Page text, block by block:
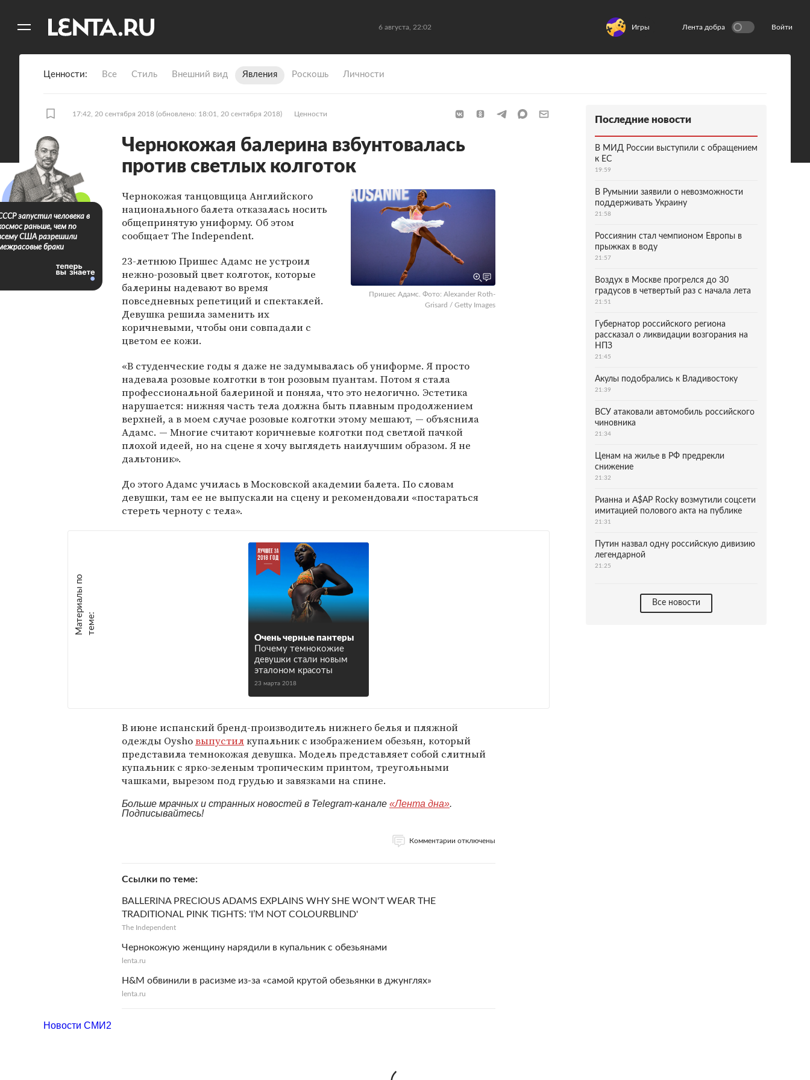
6 августа, 22:02 Игры Лента добра Войти
Ценности Все Стиль Внешний вид Явления Роскошь Личности
17:42, 20 сентября 2018 (обновлено: 18:01, 20 сентября 2018) Ценности
Чернокожая балерина взбунтовалась
против светлых колготок
Пришес Адамс. Фото: Alexander Roth-
Grisard / Getty Images
Чернокожая танцовщица Английского
национального балета отказалась носить
общепринятую униформу. Об этом
сообщает The Independent.
23-летнюю Пришес Адамс не устроил
нежно-розовый цвет колготок, которые
балерины надевают во время
повседневных репетиций и спектаклей.
Девушка решила заменить их
коричневыми, чтобы они совпадали с
цветом ее кожи.
«В студенческие годы я даже не задумывалась об униформе. Я просто
надевала розовые колготки в тон розовым пуантам. Потом я стала
профессиональной балериной и поняла, что это нелогично. Эстетика
нарушается: нижняя часть тела должна быть плавным продолжением
верхней, а в моем случае розовые колготки этому мешают, — объяснила
Адамс. — Многие считают коричневые колготки под светлой пачкой
плохой идеей, но на сцене я хочу выглядеть наилучшим образом. Я не
дальтоник».
До этого Адамс училась в Московской академии балета. По словам
девушки, там ее не выпускали на сцену и рекомендовали «постараться
стереть черноту с тела».
М
а
т е
р
и
а
л
ы
п
о
т
е
м
е :
Очень черные пантеры
Почему темнокожие
девушки стали новым
эталоном красоты
23 марта 2018
В июне испанский бренд-производитель нижнего белья и пляжной
одежды Oyshoвыпустилкупальник с изображением обезьян, который
представила темнокожая девушка. Модель представляет собой слитный
купальник с ярко-зеленым тропическим принтом, треугольными
чашками, вырезом под грудью и завязками на спине.
Больше мрачных и странных новостей в Telegram-канале «Лента дна».
Подписывайтесь!
Комментарии отключены
Ссылки по теме
BALLERINA PRECIOUS ADAMS EXPLAINS WHY SHE WON'T WEAR THE
TRADITIONAL PINK TIGHTS: 'I’M NOT COLOURBLIND'
The Independent
Чернокожую женщину нарядили в купальник с обезьянами
lenta.ru
H&M обвинили в расизме из-за «самой крутой обезьянки в джунглях»
lenta.ru
запустил человека в
раньше, чем по
США разрешили
браки
Последние новости
В МИД России выступили с обращением
к ЕС
19:59
В Румынии заявили о невозможности
поддерживать Украину
21:58
Россиянин стал чемпионом Европы в
прыжках в воду
21:57
Воздух в Москве прогрелся до 30
градусов в четвертый раз с начала лета
21:51
Губернатор российского региона
рассказал о ликвидации возгорания на
НПЗ
21:45
Акулы подобрались к Владивостоку
21:39
ВСУ атаковали автомобиль российского
чиновника
21:34
Ценам на жилье в РФ предрекли
снижение
21:32
Рианна и A$AP Rocky возмутили соцсети
имитацией полового акта на публике
21:31
Путин назвал одну российскую дивизию
легендарной
21:25
Все новости
Новости СМИ2